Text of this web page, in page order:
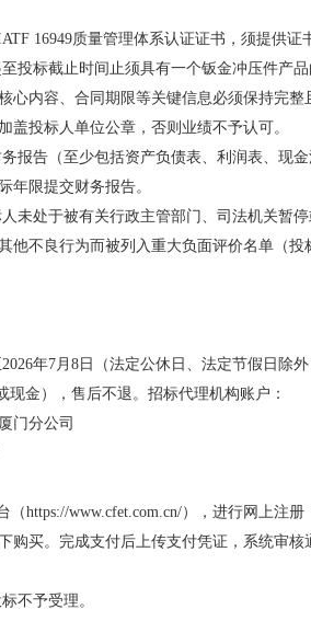
16949质量管理体系认证证书，须提供证
投标截止时间止须具有一个钣金冲压件
心内容、合同期限等关键信息必须保持完
盖投标人单位公章，否则业绩不予认可。
报告（至少包括资产负债表、利润表、现
年限提交财务报告。
未处于被有关行政主管部门、司法机关暂
他不良行为而被列入重大负面评价名单（投
年7月8日（法定公休日、法定节假日除
金），售后不退。招标代理机构账户：
门分公司
（https://www.cfet.com.cn/），进行网上注
购买。完成支付后上传支付凭证，系统审
不予受理。